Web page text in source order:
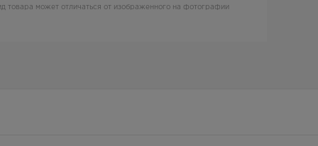
товара может отличаться от изображенного на фотографии